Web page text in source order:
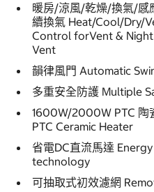
暖房/涼風/乾燥/換氣/感
續換氣 Heat/Cool/Dry/
Control forVent &
Vent
韻律風門 Automatic
多重安全防護 Multiple
1600W/2000W PTC
PTC Ceramic Heater
省電DC直流馬達
technology
可抽取式初效濾網